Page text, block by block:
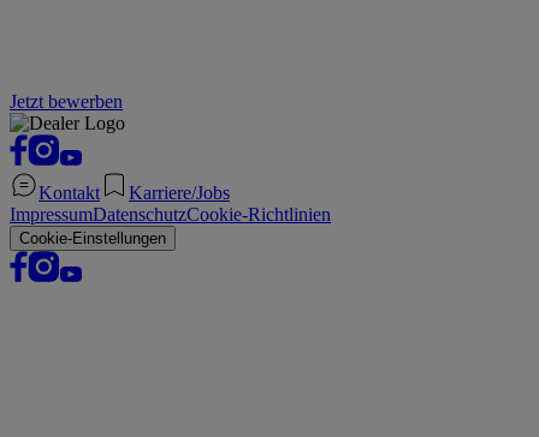
Jetzt bewerben
Kontakt
Karriere/Jobs
ImpressumDatenschutzCookie-Richtlinien
Cookie-Einstellungen